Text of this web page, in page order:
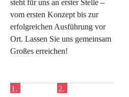
steht für uns an erster Stelle –
vom ersten Konzept bis zur
erfolgreichen Ausführung vor
Ort. Lassen Sie uns gemeinsam
Großes erreichen!